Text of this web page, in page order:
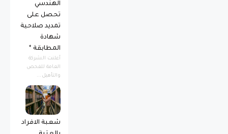
الهندسي
تحصل على
تمديد صلاحية
شهادة
المطابقة *
أعلنت الشركة
العامة للفحص
والتأهيل...
شعبة الافراد